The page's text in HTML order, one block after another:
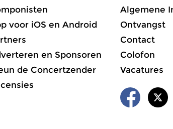
voor iOS en Android
en Sponsoren
de Concertzender
Algemene
Ontvangst
Contact
Colofon
Vacatures